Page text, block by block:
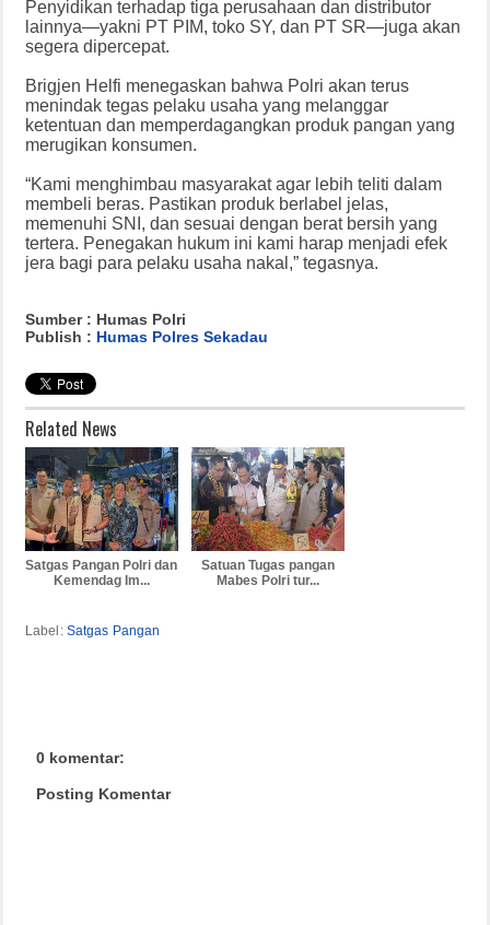
Penyidikan terhadap tiga perusahaan dan distributor
lainnya—yakni PT PIM, toko SY, dan PT SR—juga akan
segera dipercepat.
Brigjen Helfi menegaskan bahwa Polri akan terus
menindak tegas pelaku usaha yang melanggar
ketentuan dan memperdagangkan produk pangan yang
merugikan konsumen.
“Kami menghimbau masyarakat agar lebih teliti dalam
membeli beras. Pastikan produk berlabel jelas,
memenuhi SNI, dan sesuai dengan berat bersih yang
tertera. Penegakan hukum ini kami harap menjadi efek
jera bagi para pelaku usaha nakal,” tegasnya.
Sumber : Humas Polri
Publish : Humas Polres Sekadau
Related News
Satgas Pangan Polri dan
Kemendag Im...
Satuan Tugas pangan
Mabes Polri tur...
Label: Satgas Pangan
0 komentar:
Posting Komentar